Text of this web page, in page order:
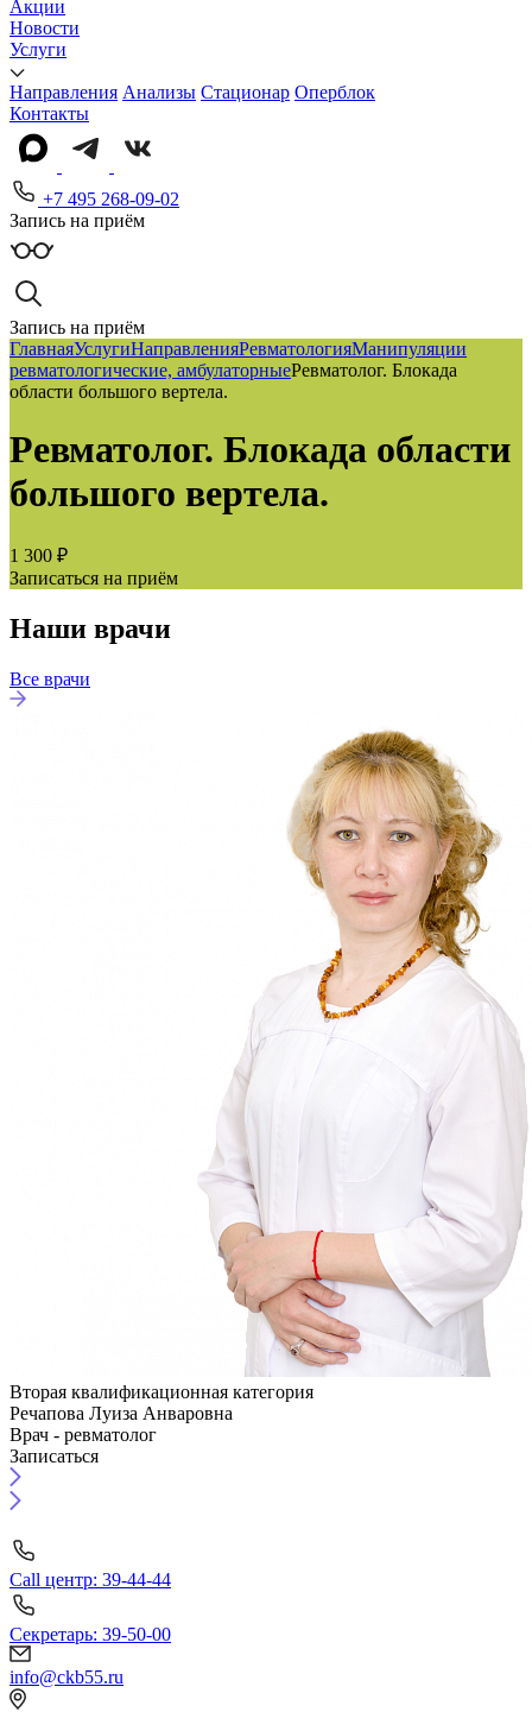
Акции
Новости
Услуги
Направления Анализы Стационар Оперблок
Контакты
+7 495 268-09-02
Запись на приём
Запись на приём
ГлавнаяУслугиНаправленияРевматологияМанипуляции
ревматологические, амбулаторныеРевматолог. Блокада
области большого вертела.
Ревматолог. Блокада области
большого вертела.
1 300 ₽
Записаться на приём
Наши врачи
Все врачи
Вторая квалификационная категория
Речапова Луиза Анваровна
Врач - ревматолог
Записаться
Call центр: 39-44-44
Секретарь: 39-50-00
info@ckb55.ru